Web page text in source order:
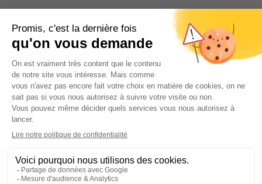
Nos prestations
L’Assemblée Générale